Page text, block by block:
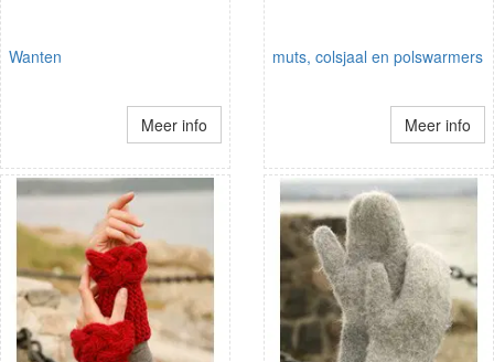
Wanten
Meer info
muts, colsjaal en polswarmers
Meer info